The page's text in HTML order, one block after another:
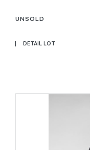
UNSOLD
DETAIL LOT